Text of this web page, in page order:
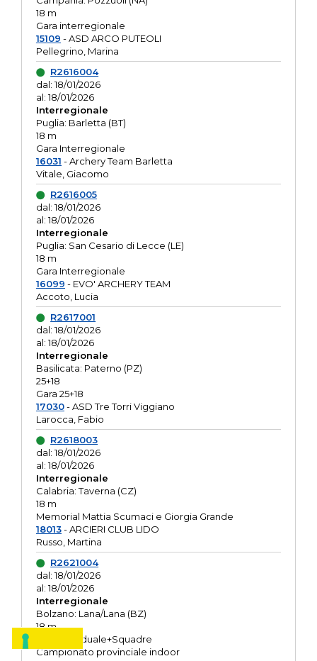
18 m
Gara interregionale
15109 - ASD ARCO PUTEOLI
Pellegrino, Marina
R2616004
dal: 18/01/2026
al: 18/01/2026
Interregionale
Puglia: Barletta (BT)
18 m
Gara Interregionale
16031 - Archery Team Barletta
Vitale, Giacomo
R2616005
dal: 18/01/2026
al: 18/01/2026
Interregionale
Puglia: San Cesario di Lecce (LE)
18 m
Gara Interregionale
16099 - EVO' ARCHERY TEAM
Accoto, Lucia
R2617001
dal: 18/01/2026
al: 18/01/2026
Interregionale
Basilicata: Paterno (PZ)
25+18
Gara 25+18
17030- ASD Tre Torri Viggiano
Larocca, Fabio
R2618003
dal: 18/01/2026
al: 18/01/2026
Interregionale
Calabria: Taverna (CZ)
18 m
Memorial Mattia Scumaci e Giorgia Grande
18013- ARCIERI CLUB LIDO
Russo, Martina
R2621004
dal: 18/01/2026
al: 18/01/2026
Interregionale
Bolzano: Lana/Lana (BZ)
18 m
O.R. Individuale+Squadre
Campionato provinciale indoor